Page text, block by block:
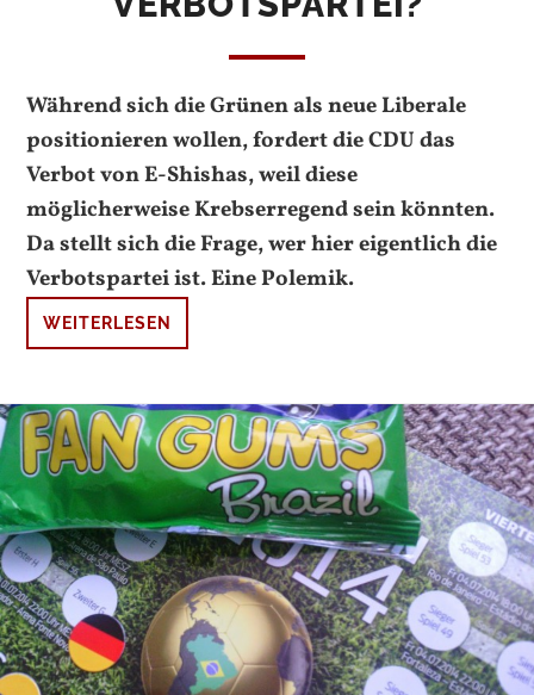
Während sich die Grünen als neue Liberale
positionieren wollen, fordert die CDU das
Verbot von E-Shishas, weil diese
möglicherweise Krebserregend sein könnten.
Da stellt sich die Frage, wer hier eigentlich die
Verbotspartei ist. Eine Polemik.
WEITERLESEN